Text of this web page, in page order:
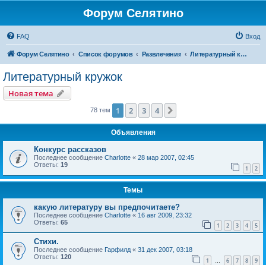
Форум Селятино
FAQ Вход
Форум Селятино Список форумов Развлечения Литературный кружок
Литературный кружок
Новая тема
78 тем 1 2 3 4
Объявления
Конкурс рассказов
Последнее сообщение Charlotte « 28 мар 2007, 02:45
Ответы: 19 1 2
Темы
какую литературу вы предпочитаете?
Последнее сообщение Charlotte « 16 авг 2009, 23:32
Ответы: 65 1 2 3 4 5
Стихи.
Последнее сообщение Гарфилд « 31 дек 2007, 03:18
Ответы: 120 1 … 6 7 8 9